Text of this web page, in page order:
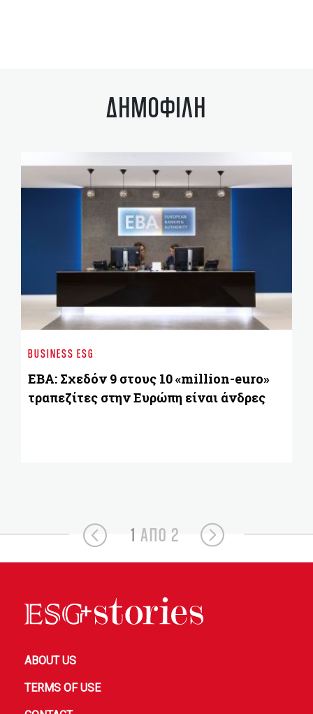
ΔΗΜΟΦΙΛΗ
BUSINESS ESG
EBA: Σχεδόν 9 στους 10 «million-euro»
τραπεζίτες στην Ευρώπη είναι άνδρες
1 ΑΠΟ 2
ABOUT US
TERMS OF USE